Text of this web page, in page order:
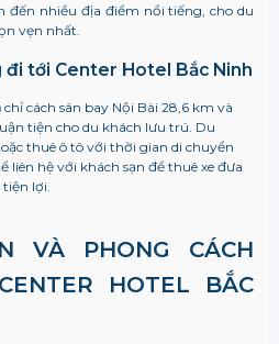
đến nhiều địa điểm nổi tiếng, cho du
vẹn nhất.
tới Center Hotel Bắc Ninh
chỉ cách sân bay Nội Bài 28,6 km và
tiện cho du khách lưu trú. Du
thuê ô tô với thời gian di chuyển
liên hệ với khách sạn để thuê xe đưa
tiện lợi.
VÀ PHONG CÁCH
HOTEL BẮC